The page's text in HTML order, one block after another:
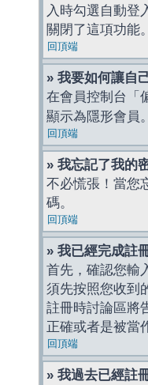
入時勾選自動登
關閉了這項功能。
回頂端
» 我要如何讓自
在會員控制台「
顯示為隱形會員。
回頂端
» 我忘記了我的
不必慌張！當您
碼。
回頂端
» 我已經完成註
首先，確認您輸
須先按照您收到
註冊時討論區將
正確或者是被當
回頂端
» 我過去已經註